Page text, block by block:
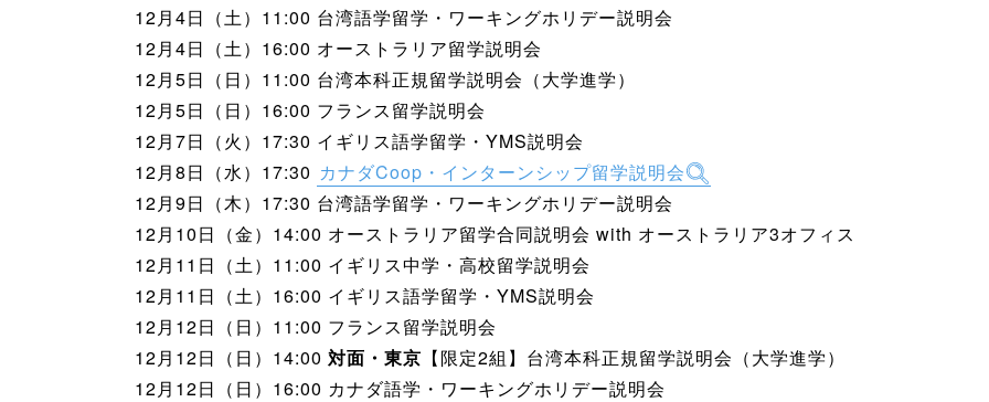
12月4日（土）11:00 台湾語学留学・ワーキングホリデー説明会
12月4日（土）16:00 オーストラリア留学説明会
12月5日（日）11:00 台湾本科正規留学説明会（大学進学）
12月5日（日）16:00 フランス留学説明会
12月7日（火）17:30 イギリス語学留学・YMS説明会
12月8日（水）17:30 カナダCoop・インターンシップ留学説明会
12月9日（木）17:30 台湾語学留学・ワーキングホリデー説明会
12月10日（金）14:00 オーストラリア留学合同説明会 with オーストラリア3オフィス
12月11日（土）11:00 イギリス中学・高校留学説明会
12月11日（土）16:00 イギリス語学留学・YMS説明会
12月12日（日）11:00 フランス留学説明会
12月12日（日）14:00 対面・東京 【限定2組】台湾本科正規留学説明会（大学進学）
12月12日（日）16:00 カナダ語学・ワーキングホリデー説明会